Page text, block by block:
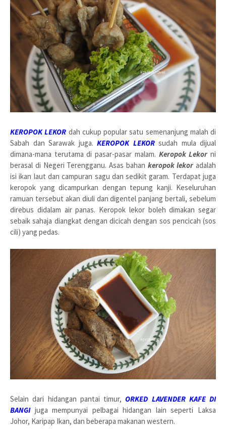
KEROPOK LEKOR dah cukup popular satu semenanjung malah di
Sabah dan Sarawak juga. KEROPOK LEKOR sudah mula dijual
dimana-mana terutama di pasar-pasar malam. Keropok Lekorni
berasal di Negeri Terengganu. Asas bahan keropok lekor adalah
isi ikan laut dan campuran sagu dan sedikit garam. Terdapat juga
keropok yang dicampurkan dengan tepung kanji. Keseluruhan
ramuan tersebut akan diuli dan digentel panjang bertali, sebelum
direbus didalam air panas. Keropok lekor boleh dimakan segar
sebaik sahaja diangkat dengan dicicah dengan sos pencicah (sos
cili) yang pedas.
Selain dari hidangan pantai timur,ORKED LAVENDER KAFE DI
BANGIjuga mempunyai pelbagai hidangan lain seperti Laksa
Johor, Karipap Ikan, dan beberapa makanan western.